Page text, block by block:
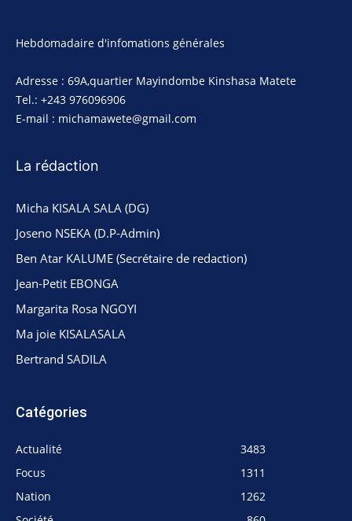
Hebdomadaire d'infomations générales
Adresse : 69A,quartier Mayindombe Kinshasa Matete
Tel.: +243 976096906
E-mail : michamawete@gmail.com
La rédaction
Micha KISALA SALA (DG)
Joseno NSEKA (D.P-Admin)
Ben Atar KALUME (Secrétaire de redaction)
Jean-Petit EBONGA
Margarita Rosa NGOYI
Ma joie KISALASALA
Bertrand SADILA
Catégories
Actualité
3483
Focus
1311
Nation
1262